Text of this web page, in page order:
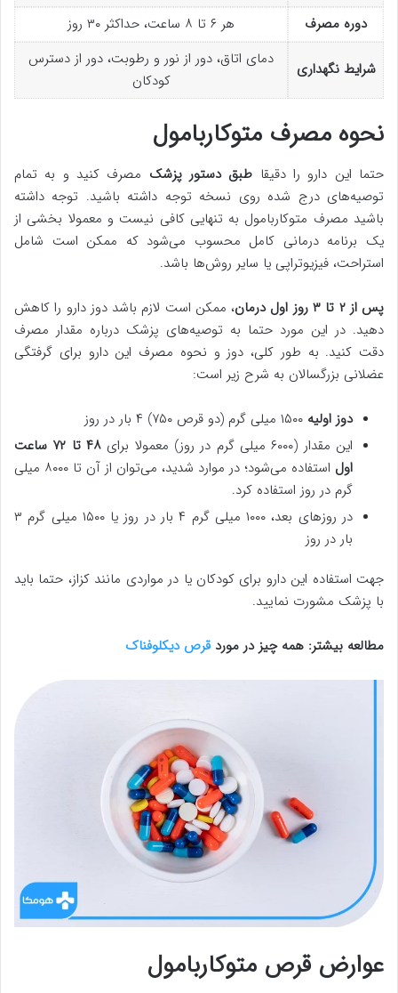
دوره مصرف هر ۶ تا ۸ ساعت، حداکثر ۳۰ روز
شرایط نگهداری
دمای اتاق، دور از نور و رطوبت، دور از دسترس
کودکان
نحوه مصرف متوکاربامول
حتما این دارو را دقیقا طبق دستور پزشک مصرف کنید و به تمام
توصیه‌های درج شده روی نسخه توجه داشته باشید. توجه داشته
باشید مصرف متوکاربامول به تنهایی کافی نیست و معمولا بخشی از
یک برنامه درمانی کامل محسوب می‌شود که ممکن است شامل
استراحت، فیزیوتراپی یا سایر روش‌ها باشد.
پس از ۲ تا ۳ روز اول درمان
، ممکن است لازم باشد دوز دارو را کاهش
دهید. در این مورد حتما به توصیه‌های پزشک درباره مقدار مصرف
دقت کنید. به طور کلی، دوز و نحوه مصرف این دارو برای گرفتگی
عضلانی بزرگسالان به شرح زیر است:
دوز اولیه
این مقدار (۶۰۰۰ میلی گرم در روز) معمولا برای
۴۸ تا ۷۲ ساعت
اول
استفاده می‌شود؛ در موارد شدید، می‌توان از آن تا ۸۰۰۰ میلی
گرم در روز استفاده کرد.
در روزهای بعد، ۱۰۰۰ میلی گرم ۴ بار در روز یا ۱۵۰۰ میلی گرم ۳
بار در روز
جهت استفاده این دارو برای کودکان یا در مواردی مانند کزاز، حتما باید
با پزشک مشورت نمایید.
مطالعه بیشتر: همه چیز در مورد قرص دیکلوفناک
عوارض قرص متوکاربامول